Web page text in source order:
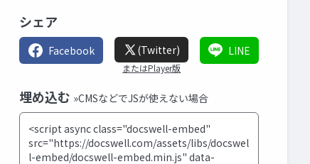
シェア
Facebook (Twitter)
またはPlayer版
LINE
埋め込む »CMSなどでJSが使えない場合